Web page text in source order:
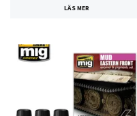
LÄS MER